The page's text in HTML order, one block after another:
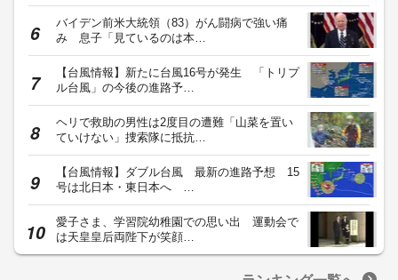
バイデン前米大統領（83）がん闘病で強い痛
み 息子「見ているのは本…
【台風情報】新たに台風16号が発生 「トリプ
ル台風」の今後の進路予…
ヘリで救助の男性は2度目の遭難「山菜を置い
ていけない」捜索隊に抵抗…
【台風情報】ダブル台風 最新の進路予想 15
号は北日本・東日本へ …
愛子さま、学習院幼稚園での思い出 運動会で
は天皇皇后両陛下が笑顔…